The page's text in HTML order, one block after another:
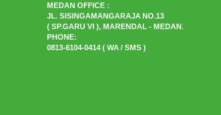
MEDAN OFFICE :
JL. SISINGAMANGARAJA NO.13
( SP.GARU VI ), MARENDAL - MEDAN.
PHONE:
0813-6104-0414 ( WA / SMS )